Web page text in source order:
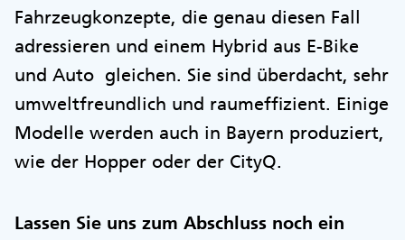
Fahrzeugkonzepte, die genau diesen Fall
adressieren und einem Hybrid aus E-Bike
und Auto gleichen. Sie sind überdacht, sehr
umweltfreundlich und raumeffizient. Einige
Modelle werden auch in Bayern produziert,
wie der Hopper oder der CityQ.
Lassen Sie uns zum Abschluss noch ein